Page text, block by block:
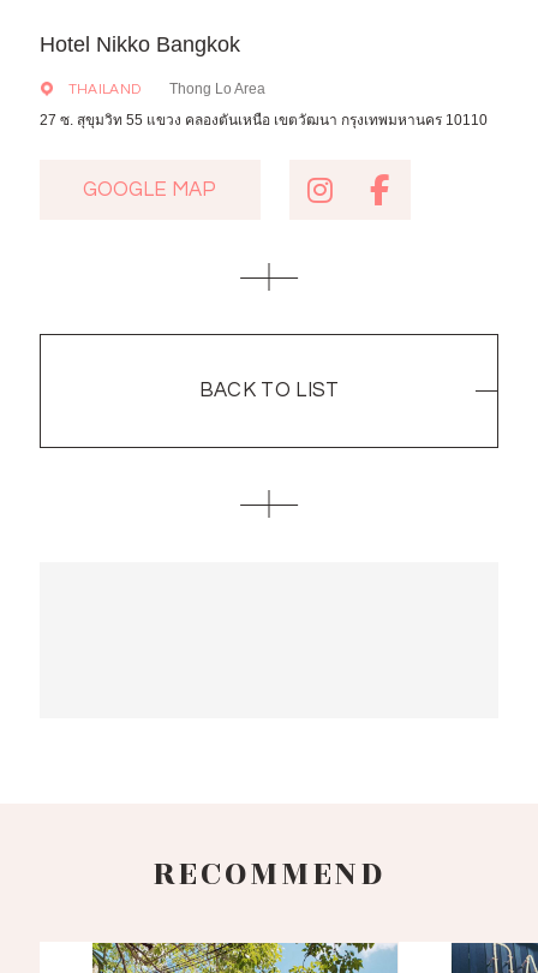
Hotel Nikko Bangkok
THAILAND
Thong Lo Area
27 ซ. สุขุมวิท 55 แขวง คลองตันเหนือ เขตวัฒนา กรุงเทพมหานคร 10110
GOOGLE MAP
GOOGLE MAP
BACK TO LIST
BACK TO LIST
RECOMMEND